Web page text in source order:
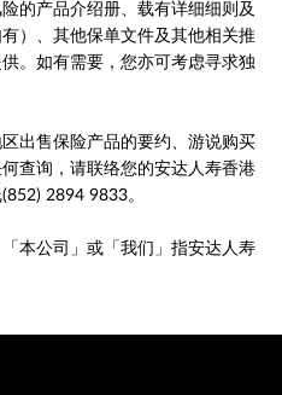
的产品介绍册、载有详细细则及
）、其他保单文件及其他相关推
。如有需要，您亦可考虑寻求独
出售保险产品的要约、游说购买
查询，请联络您的安达人寿香港
2894 9833。
本公司」或「我们」指安达人寿